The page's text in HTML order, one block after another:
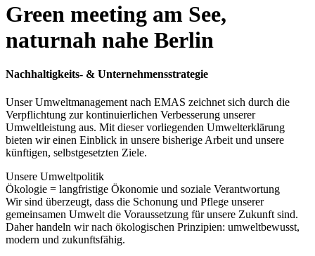
Green meeting am See,
naturnah nahe Berlin
Nachhaltigkeits- & Unternehmensstrategie
Unser Umweltmanagement nach EMAS zeichnet sich durch die
Verpflichtung zur kontinuierlichen Verbesserung unserer
Umweltleistung aus. Mit dieser vorliegenden Umwelterklärung
bieten wir einen Einblick in unsere bisherige Arbeit und unsere
künftigen, selbstgesetzten Ziele.
Unsere Umweltpolitik
Ökologie = langfristige Ökonomie und soziale Verantwortung
Wir sind überzeugt, dass die Schonung und Pflege unserer
gemeinsamen Umwelt die Voraussetzung für unsere Zukunft sind.
Daher handeln wir nach ökologischen Prinzipien: umweltbewusst,
modern und zukunftsfähig.